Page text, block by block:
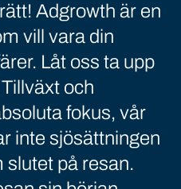
Adgrowth är en
vill vara din
Låt oss ta upp
och
fokus, vår
inte sjösättningen
slutet på resan.